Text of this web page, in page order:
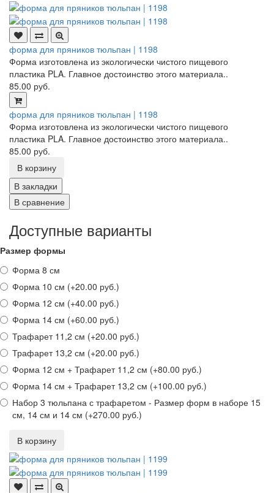
форма для пряников тюльпан | 1198
Форма изготовлена из экологически чистого пищевого
пластика PLA. Главное достоинство этого материала..
85.00 руб.
форма для пряников тюльпан | 1198
Форма изготовлена из экологически чистого пищевого
пластика PLA. Главное достоинство этого материала..
85.00 руб.
В корзину
В закладки
В сравнение
Доступные варианты
Размер формы
Форма 8 см
Форма 10 см (+20.00 руб.)
Форма 12 см (+40.00 руб.)
Форма 14 см (+60.00 руб.)
Трафарет 11,2 см (+20.00 руб.)
Трафарет 13,2 см (+20.00 руб.)
Форма 12 см + Трафарет 11,2 см (+80.00 руб.)
Форма 14 см + Трафарет 13,2 см (+100.00 руб.)
Набор 3 тюльпана с трафаретом - Размер форм в наборе 15
см, 14 см и 14 см (+270.00 руб.)
В корзину